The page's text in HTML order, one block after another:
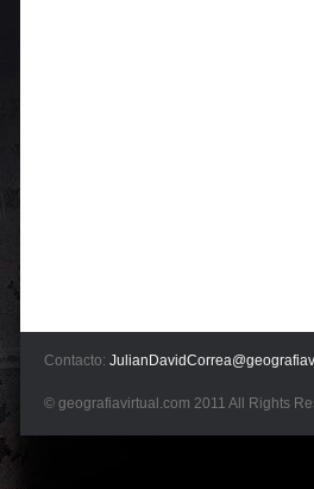
Contacto:
© geografiavirtual.com 2011 All Rights